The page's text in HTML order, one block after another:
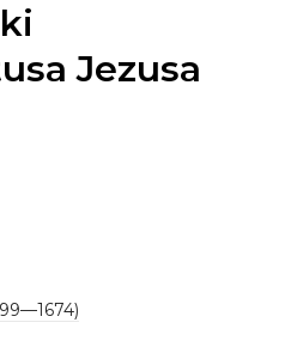
Jezusa